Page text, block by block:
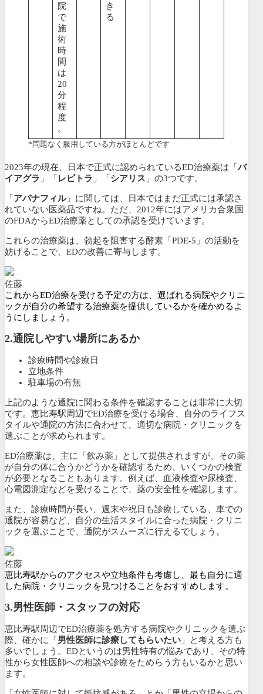
院
で
施
術
時
間
は
20
分
程
度
。
き
る
*問題なく服用している方がほとんどです
2023年の現在、日本で正式に認められているED治療薬は「バ
イアグラ 」「レビトラ 」「シアリス 」の3つです。
「アバナフィル」に関しては、日本ではまだ正式には承認さ
れていない医薬品ですね。ただ、2012年にはアメリカ合衆国
のFDAからED治療薬としての承認を受けています。
これらの治療薬は、勃起を阻害する酵素「PDE-5」の活動を
妨げることで、EDの改善に寄与します。
佐藤
これからED治療を受ける予定の方は、選ばれる病院やクリニ
ックが自分の希望する治療薬を提供しているかを確かめるよ
うにしましょう。
2.通院しやすい場所にあるか
診療時間や診療日
立地条件
駐車場の有無
上記のような通院に関わる条件を確認することは非常に大切
です。恵比寿駅周辺でED治療を受ける場合、自分のライフス
タイルや通院の方法に合わせて、適切な病院・クリニックを
選ぶことが求められます。
ED治療薬は、主に「飲み薬」として提供されますが、その薬
が自分の体に合うかどうかを確認するため、いくつかの検査
が必要となることもあります。例えば、血液検査や尿検査、
心電図測定などを受けることで、薬の安全性を確認します。
また、診療時間が長い、週末や祝日も診療している、車での
通院が容易など、自分の生活スタイルに合った病院・クリニ
ックを選ぶことで、通院がスムーズに行えるでしょう。
佐藤
恵比寿駅からのアクセスや立地条件も考慮し、最も自分に適
した病院・クリニックを見つけることをおすすめします。
3.男性医師・スタッフの対応
恵比寿駅周辺でED治療薬を処方する病院やクリニックを選ぶ
際、確かに「 男性医師に診療してもらいたい 」と考える方も
多いでしょう。EDというのは男性特有の悩みであり、その特
性から女性医師への相談や診療をためらう方もいるかと思い
ます。